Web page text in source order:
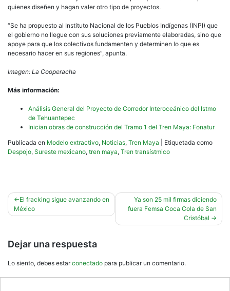
quienes diseñen y hagan valer otro tipo de proyectos.
“Se ha propuesto al Instituto Nacional de los Pueblos Indígenas (INPI) que
el gobierno no llegue con sus soluciones previamente elaboradas, sino que
apoye para que los colectivos fundamenten y determinen lo que es
necesario hacer en sus regiones”, apunta.
Imagen: La Cooperacha
Más información:
Análisis General del Proyecto de Corredor Interoceánico del Istmo
de Tehuantepec
Inician obras de construcción del Tramo 1 del Tren Maya: Fonatur
Publicada en Modelo extractivo, Noticias, Tren Maya
Etiquetada como
Despojo, Sureste mexicano, tren maya, Tren transístmico
Navegación
de
El fracking sigue avanzando en
México
Ya son 25 mil firmas diciendo
fuera Femsa Coca Cola de San
Cristóbal
Dejar una respuesta
Lo siento, debes estarconectado para publicar un comentario.